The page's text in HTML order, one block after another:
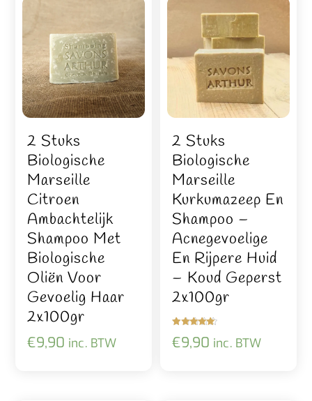
2 Stuks
Biologische
Marseille
Citroen
Ambachtelijk
Shampoo Met
Biologische
Oliën Voor
Gevoelig Haar
2x100gr
€9,90 inc. BTW
2 Stuks
Biologische
Marseille
Kurkumazeep En
Shampoo –
Acnegevoelige
En Rijpere Huid
– Koud Geperst
2x100gr
d
5.00
€9,90 inc. BTW